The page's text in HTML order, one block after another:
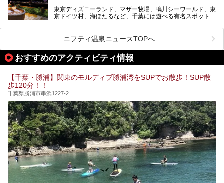
今回は人気のこの施設の中でも、特におススメしたい3つの
ポイントについて厳選してお届けします。読めばきっと、行
東京ディズニーランド、マザー牧場、鴨川シーワールド、東
京ドイツ村、海ほたるなど、千葉には遊べる有名スポットが
県で生まれ、千葉県で育ち、つい最近まで千葉在住だった私
がお勧めする、一度は入るべき千葉の温泉・スパ34選をま
とめました。
ニフティ温泉ニュースTOPへ
おすすめのアクティビティ情報
【千葉・勝浦】関東のモルディブ勝浦湾をSUPでお散歩！SUP散
歩120分！！
千葉県勝浦市串浜1227-2